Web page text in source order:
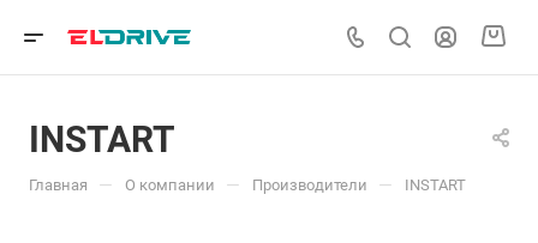
INSTART
Главная — О компании — Производители — INSTART